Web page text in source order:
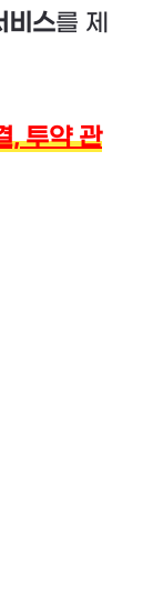
비스를 제
, 투약 관